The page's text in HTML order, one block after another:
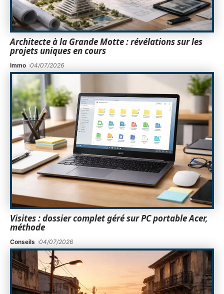
Architecte à la Grande Motte : révélations sur les
projets uniques en cours
Immo 04/07/2026
Visites : dossier complet géré sur PC portable Acer,
méthode
Conseils 04/07/2026